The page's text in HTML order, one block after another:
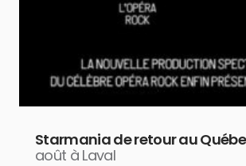
Starmania de retour au
août à Laval